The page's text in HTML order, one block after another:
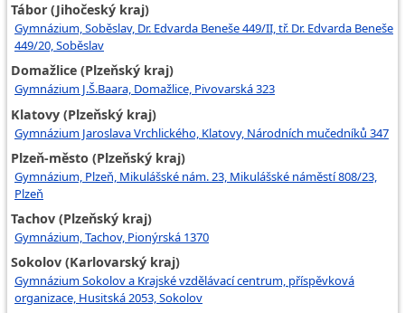
Tábor (Jihočeský kraj)
Gymnázium, Soběslav, Dr. Edvarda Beneše 449/II, tř. Dr. Edvarda Beneše
449/20, Soběslav
Domažlice (Plzeňský kraj)
Gymnázium J.Š.Baara, Domažlice, Pivovarská 323
Klatovy (Plzeňský kraj)
Gymnázium Jaroslava Vrchlického, Klatovy, Národních mučedníků 347
Plzeň-město (Plzeňský kraj)
Gymnázium, Plzeň, Mikulášské nám. 23, Mikulášské náměstí 808/23,
Plzeň
Tachov (Plzeňský kraj)
Gymnázium, Tachov, Pionýrská 1370
Sokolov (Karlovarský kraj)
Gymnázium Sokolov a Krajské vzdělávací centrum, příspěvková
organizace, Husitská 2053, Sokolov